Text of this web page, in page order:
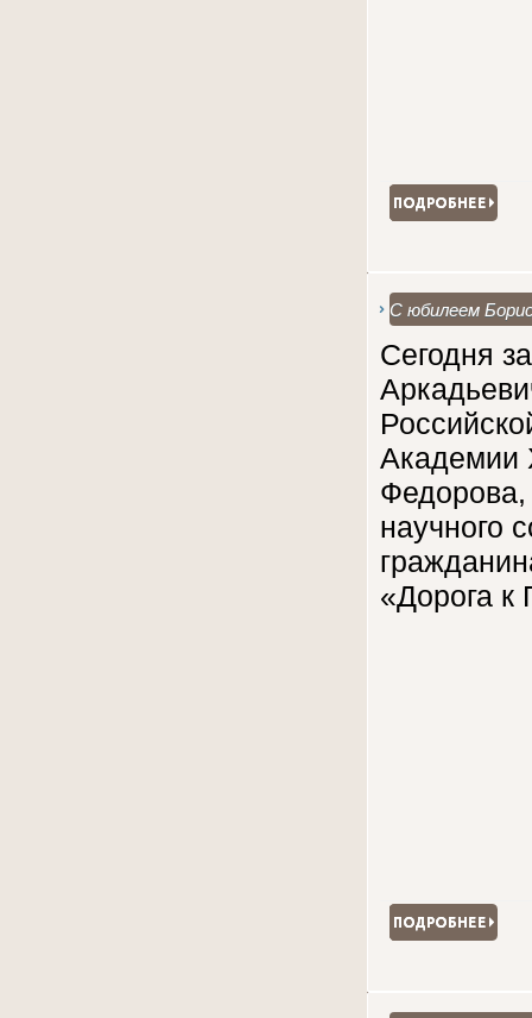
С юбилеем
Сегодня
Академии
научного
«Дорога к